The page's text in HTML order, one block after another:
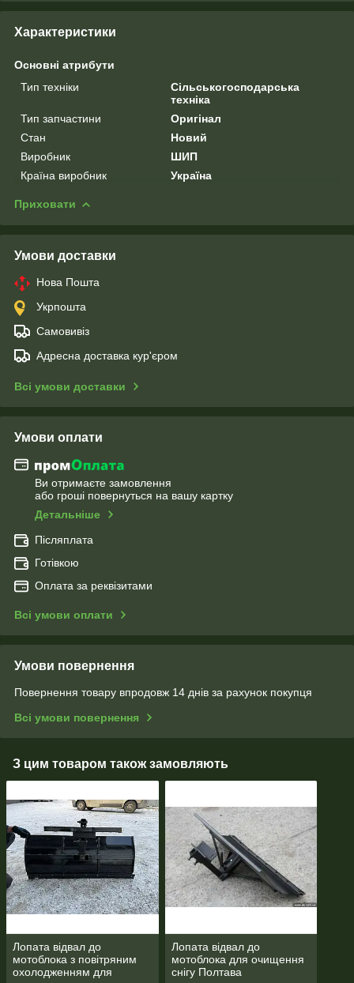
Характеристики
Основні атрибути
Тип техніки
Сільськогосподарська
техніка
Тип запчастини
Оригінал
Стан
Новий
Виробник
ШИП
Країна виробник
Україна
Приховати
Умови доставки
Нова Пошта
Укрпошта
Самовивіз
Адресна доставка кур'єром
Всі умови доставки
Умови оплати
Ви отримаєте замовлення
або гроші повернуться на вашу картку
Детальніше
Післяплата
Готівкою
Оплата за реквізитами
Всі умови оплати
Умови повернення
Повернення товару впродовж 14 днів за рахунок покупця
Всі умови повернення
З цим товаром також замовляють
Лопата відвал до
мотоблока з повітряним
охолодженням для
Лопата відвал до
мотоблока для очищення
снігу Полтава